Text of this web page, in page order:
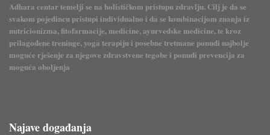
Adhara centar temelji se na holističkom pristupu zdravlju. Cilj je da se
svakom pojedincu pristupi individualno i da se kombinacijom znanja iz
nutricionizma, fitofarmacije, medicine, ayurvedske medicine, te kroz
prilagođene treninge, yoga terapiju i posebne tretmane ponudi najbolje
moguće rješenje za njegove zdravstvene tegobe i ponudi prevencija za
moguća oboljenja
Najave događanja